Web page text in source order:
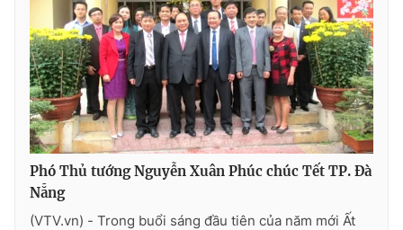
Sản phẩm
Thị trường
Tư vấn
Lịch phát sóng
Chuyên mục khác
Emagazine Podcast
Photo
Phó Thủ tướng Nguyễn Xuân Phúc chúc Tết TP. Đà
Nẵng
(VTV.vn) - Trong buổi sáng đầu tiên của năm mới Ất